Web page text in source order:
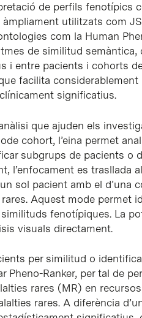
de perfils fenotípics
utilitzats com
com la Human
de similitud semàntica,
i entre pacients i cohorts
facilita
significatius.
que ajuden els
cohort, l’eina permet
subgrups de pacients o
l’enfocament es trasllada
sol pacient amb el d’una
Aquest mode permet
fenotípiques. La
visuals directament.
per similitud o
Ranker, per tal de
rares (MR) en
rares. A diferència